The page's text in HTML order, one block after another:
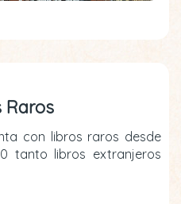
Raros
con libros raros desde
tanto libros extranjeros